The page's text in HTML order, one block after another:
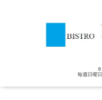
毎週日曜